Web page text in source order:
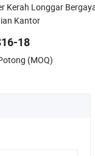
Kerah Longgar
Kantor
18
(MOQ)